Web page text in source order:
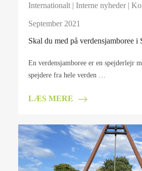
Internationalt| Interne nyheder|
September 2021
Skal du med på verdensjamboree i
En verdensjamboree er en spejderlejr
spejdere fra hele verden …
LÆS MERE